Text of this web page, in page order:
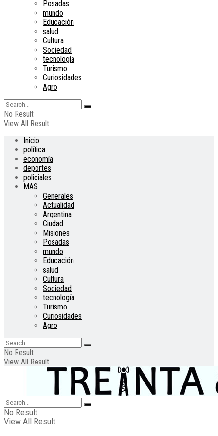
Posadas
mundo
Educación
salud
Cultura
Sociedad
tecnología
Turismo
Curiosidades
Agro
No Result
View All Result
Inicio
política
economía
deportes
policiales
MAS
Generales
Actualidad
Argentina
Ciudad
Misiones
Posadas
mundo
Educación
salud
Cultura
Sociedad
tecnología
Turismo
Curiosidades
Agro
No Result
View All Result
No Result
View All Result